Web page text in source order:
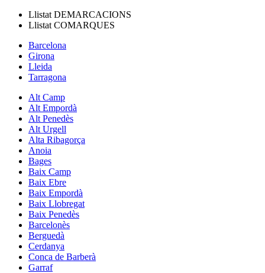
Llistat DEMARCACIONS
Llistat COMARQUES
Barcelona
Girona
Lleida
Tarragona
Alt Camp
Alt Empordà
Alt Penedès
Alt Urgell
Alta Ribagorça
Anoia
Bages
Baix Camp
Baix Ebre
Baix Empordà
Baix Llobregat
Baix Penedès
Barcelonès
Berguedà
Cerdanya
Conca de Barberà
Garraf